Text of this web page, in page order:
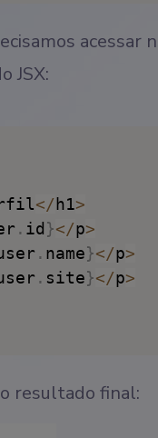
acessar
JSX:
</h1>
. id }</p>
. name}</p>
. site}</p>
resultado final: